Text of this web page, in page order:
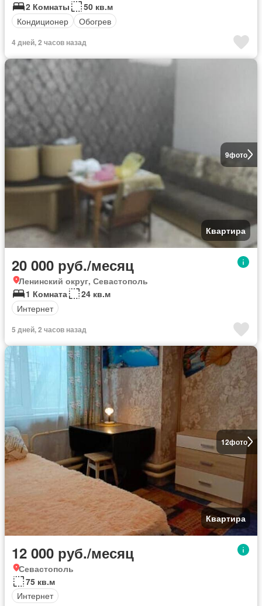
2 Комнаты
50 кв.м
Кондиционер
Обогрев
4 дней, 2 часов назад
9фото
Квартира
20 000 руб./месяц
Ленинский округ, Севастополь
1 Комната
24 кв.м
Интернет
5 дней, 2 часов назад
12фото
Квартира
12 000 руб./месяц
Севастополь
75 кв.м
Интернет